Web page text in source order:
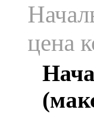
цена